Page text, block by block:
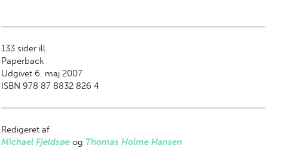
133sider ill.
Paperback
Udgivet 6. maj 2007
ISBN 978 87 8832 826 4
Redigeret af
Michael Fjeldsøeog Thomas Holme Hansen